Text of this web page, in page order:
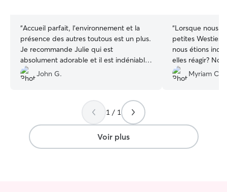
“Accueil parfait, l’environnement et la
présence des autres toutous est un plus.
Je recommande Julie qui est
absolument adorable et il est indéniable
qu’elle et son mari adore les animaux.
Encore merci de nous avoir dépanné
John G.
“Lorsque nous
petites Westies
nous étions
elles réagir?
14h dans leur
même, nous
après les
promenade.
jours suivant
Myriam C.
1 / 1
Voir plus